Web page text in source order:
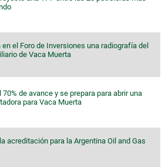
en el Foro de Inversiones una radiografía del
de Vaca Muerta
70% de avance y se prepara para abrir una
para Vaca Muerta
acreditación para la Argentina Oil and Gas